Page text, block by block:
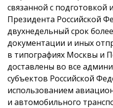
связанной с
Президента Российской
двухнедельный срок
документации и иных
в типографиях Москвы и
доставлены во все
субъектов Российской
использованием
и автомобильного